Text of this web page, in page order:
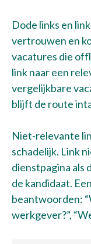
Dode links en
vertrouwen en
vacatures die
link naar een
vergelijkbare
blijft de route
Niet-relevante
schadelijk. Link
dienstpagina als
de kandidaat.
beantwoorden:
werkgever?”,